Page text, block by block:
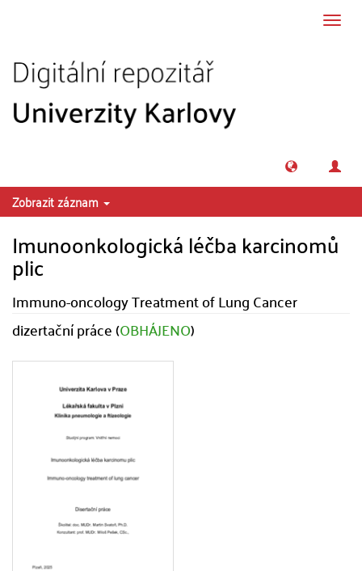
Zobrazit záznam
Imunoonkologická léčba karcinomů
plic
Immuno-oncology Treatment of Lung Cancer
dizertační práce (OBHÁJENO)